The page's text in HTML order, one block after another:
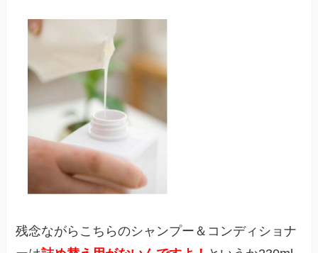
残念ながらこちらのシャンプー＆コンディショナ